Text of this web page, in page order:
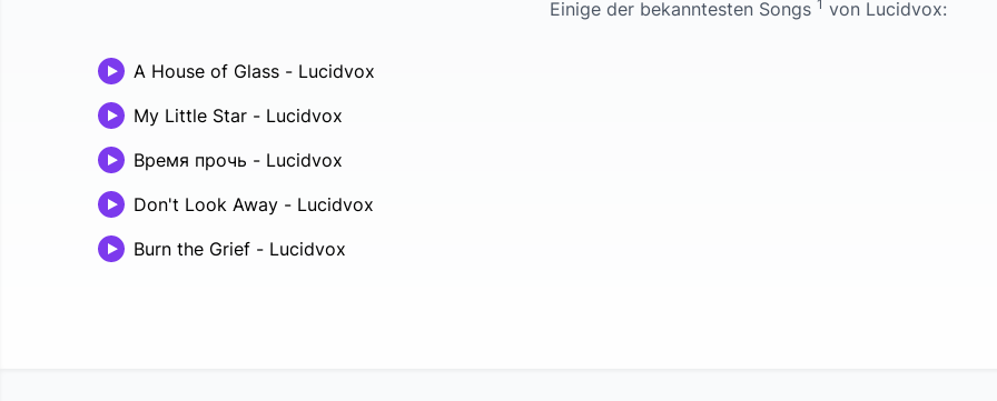
Einige der bekanntesten Songs 1 von Lucidvox:
A House of Glass - Lucidvox
My Little Star - Lucidvox
Время прочь - Lucidvox
Don't Look Away - Lucidvox
Burn the Grief - Lucidvox